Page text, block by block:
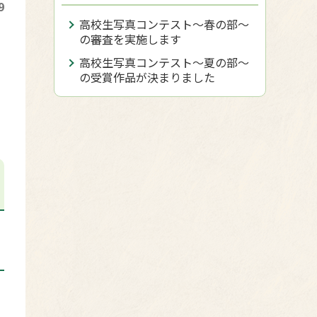
高校生写真コンテスト～春の部～
の審査を実施します
高校生写真コンテスト〜夏の部〜
の受賞作品が決まりました